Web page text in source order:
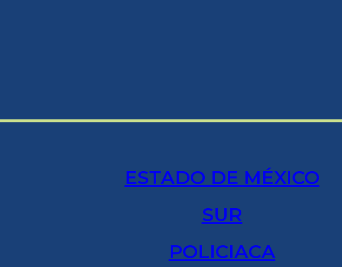
ESTADO DE MÉXICO
SUR
POLICIACA